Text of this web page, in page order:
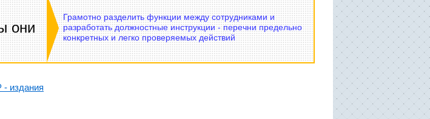
они
Грамотно разделить функции между сотрудниками и
разработать должностные инструкции - перечни предельно
конкретных и легко проверяемых действий
- издания